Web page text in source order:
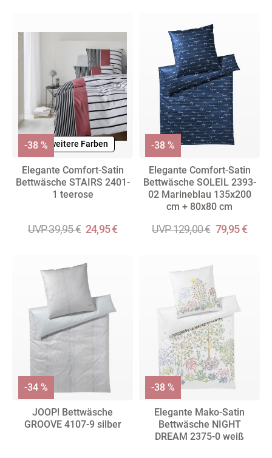
+ weitere Farben
Elegante Comfort-Satin
Bettwäsche STAIRS 2401-
1 teerose
UVP 39,95 € 24,95 €
-38 %
Elegante Comfort-Satin
Bettwäsche SOLEIL 2393-
02 Marineblau 135x200
cm + 80x80 cm
UVP 129,00 € 79,95 €
-38 %
JOOP! Bettwäsche
GROOVE 4107-9 silber
-34 %
Elegante Mako-Satin
Bettwäsche NIGHT
DREAM 2375-0 weiß
-38 %